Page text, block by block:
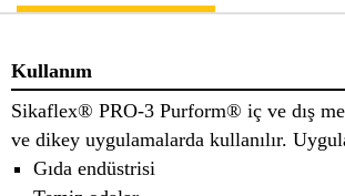
Kullanım
Sikaflex® PRO-3 Purform® iç ve dış
ve dikey uygulamalarda kullanılır.
Gıda endüstrisi